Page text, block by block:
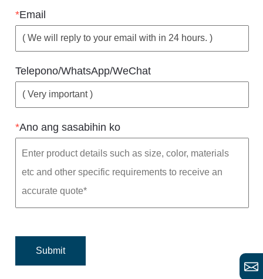
*Email
Telepono/WhatsApp/WeChat
*Ano ang sasabihin ko